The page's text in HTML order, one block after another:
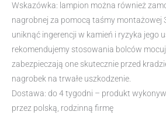
Wskazówka: lampion można również
nagrobnej za pomocą taśmy montażowej
uniknąć ingerencji w kamień i ryzyka jego
rekomendujemy stosowania bolców
zabezpieczają one skutecznie przed
nagrobek na trwałe uszkodzenie.
Dostawa: do 4 tygodni – produkt
przez polską, rodzinną firmę